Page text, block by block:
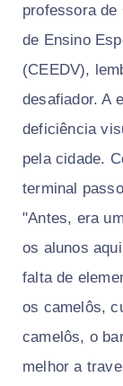
professora de
de Ensino
(CEEDV),
desafiador. A
deficiência
pela cidade.
terminal
"Antes, era
os alunos
falta de
os camelôs,
camelôs, o
melhor a